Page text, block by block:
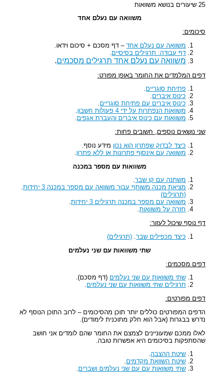
25 שיעורים בנושא משוואות
משוואה עם נעלם אחד
סיכומים:
משוואה עם נעלם אחד– דף מסכם + סיכום וידאו.
דף עבודה: תרגילים בסיסיים
משוואה עם נעלם אחד תרגילים מסכמים.
דפים המלמדים את החומר באופן מפורט:
פתיחת סוגריים.
כינוס איברים.
כינוס איברים עם פתיחת סוגריים.
משוואות הנפתרות על ידי 4 פעולות חשבון
.
משוואות עם כינוס איברים והעברת אגפים.
שני נושאים נוספים, חשובים פחות:
כיצד לבדוק שפתרון הוא נכון מידע נוסף.
משוואה עם אינסוף פתרונות או ללא פתרון
משוואות עם מספר במכנה
משתנה עם קו שבר.
מציאת מכנה משותף עבור משוואה עם מספר במכנה 3 יחידות
.
(תרגילים)
משוואה עם מספר במכנה תרגילים 3 יחידות
.
חזרה על משוואות.
דף נוסף שיכול לעזור:
כיצד מכפילים שבר. (תרגילים)
שתי משוואות עם שני נעלמים
דפים מסכמים:
שתי משוואות עם שני נעלמים (דף מסכם).
תרגילים שתי משוואות עם שני נעלמים.
דפים מפורטים:
הדפים המפורטים כוללים יותר תוכן מהסיכומים – לרוב התוכן הנוסף לא
נדרש בבגרות (אבל הוא חלק מתוכנית לימודים).
לאלו ממכם שמעוניינים לצמצם את החומר שהם לומדים אני חושב
שהסתפקות בסיכומים היא אפשרות טובה.
שיטת ההצבה.
שיטת השוואת מקדמים.
שתי משוואות עם עם שני נעלמים ושברים.